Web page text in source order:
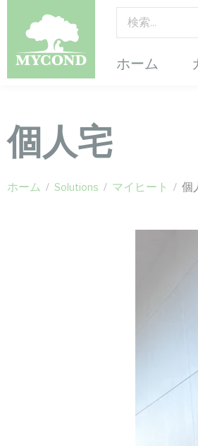
ホーム
個人宅
ホーム / Solutions / マイヒート / 個